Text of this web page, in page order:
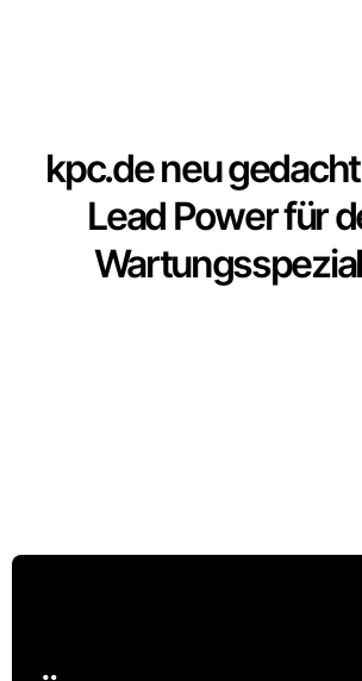
kpc.de neu gedacht
Lead Power für